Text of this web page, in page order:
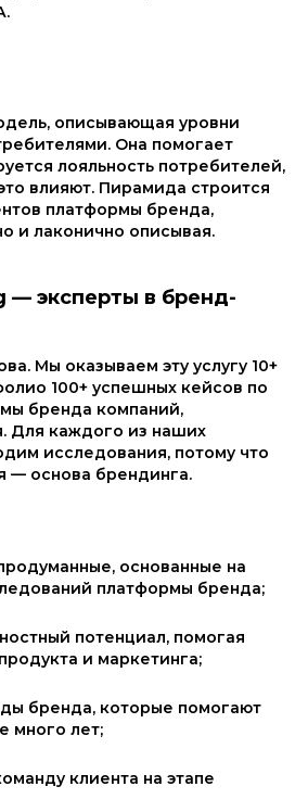
описывающая уровни
Она помогает
лояльность потребителей,
влияют. Пирамида строится
платформы бренда,
и лаконично описывая.
— эксперты в бренд-
Мы оказываем эту услугу 10+
100+ успешных кейсов по
бренда компаний,
Для каждого из наших
исследования, потому что
— основа брендинга.
основанные на
платформы бренда;
потенциал, помогая
и маркетинга;
бренда, которые помогают
много лет;
клиента на этапе